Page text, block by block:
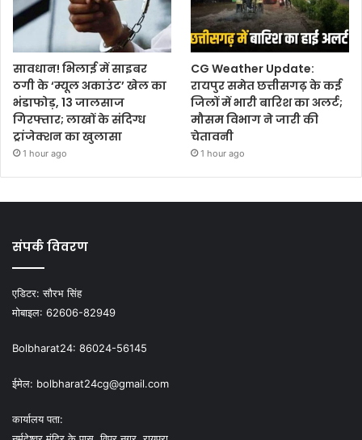
सावधान! भिलाई में साइबर
ठगी के ‘म्यूल अकाउंट’ खेल का
भंडाफोड़, 13 जालसाज
गिरफ्तार; लाखों के संदिग्ध
ट्रांजेक्शन का खुलासा
1 hour ago
CG Weather Update:
रायपुर समेत छत्तीसगढ़ के कई
जिलों में भारी बारिश का अलर्ट;
मौसम विभाग ने जारी की
चेतावनी
1 hour ago
संपर्क विवरण
एडिटर:सौरभ सिंह
मोबाइल: 62606-82949
Bolbharat24: 86024-56145
ईमेल: bolbharat24cg@gmail.com
कार्यालय पता: